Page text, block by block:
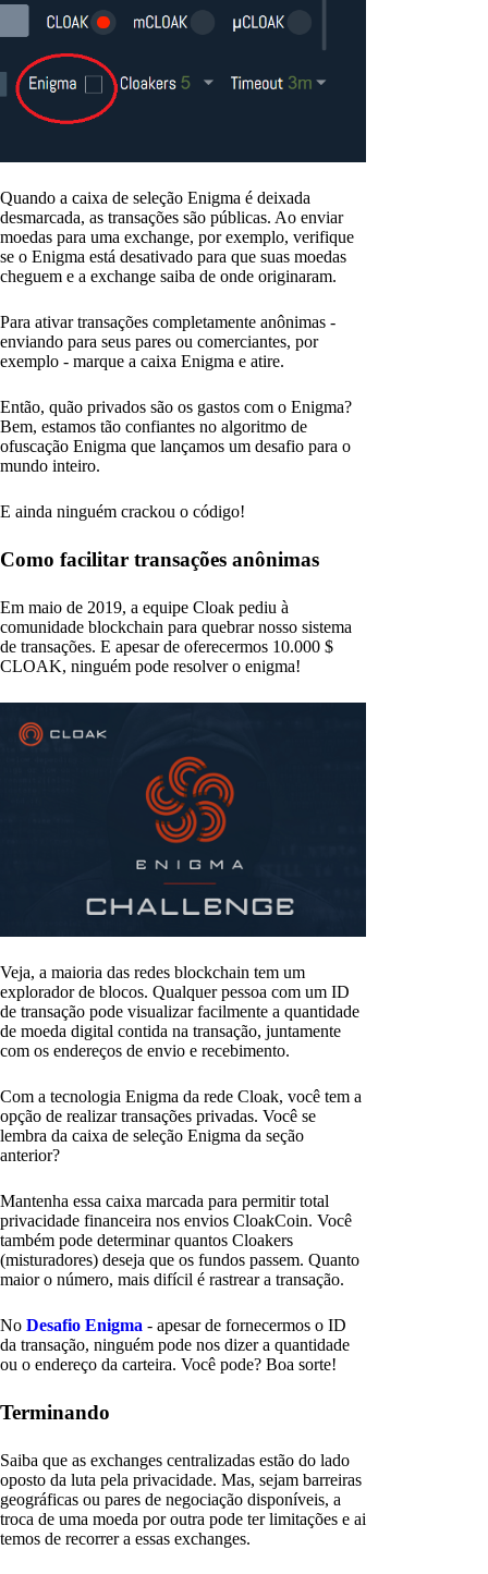
Quando a caixa de seleção Enigma é deixada
desmarcada, as transações são públicas. Ao enviar
moedas para uma exchange, por exemplo, verifique
se o Enigma está desativado para que suas moedas
cheguem e a exchange saiba de onde originaram.
Para ativar transações completamente anônimas -
enviando para seus pares ou comerciantes, por
exemplo - marque a caixa Enigma e atire.
Então, quão privados são os gastos com o Enigma?
Bem, estamos tão confiantes no algoritmo de
ofuscação Enigma que lançamos um desafio para o
mundo inteiro.
E ainda ninguém crackou o código!
Como facilitar transações anônimas
Em maio de 2019, a equipe Cloak pediu à
comunidade blockchain para quebrar nosso sistema
de transações. E apesar de oferecermos 10.000 $
CLOAK, ninguém pode resolver o enigma!
Veja, a maioria das redes blockchain tem um
explorador de blocos. Qualquer pessoa com um ID
de transação pode visualizar facilmente a quantidade
de moeda digital contida na transação, juntamente
com os endereços de envio e recebimento.
Com a tecnologia Enigma da rede Cloak, você tem a
opção de realizar transações privadas. Você se
lembra da caixa de seleção Enigma da seção
anterior?
Mantenha essa caixa marcada para permitir total
privacidade financeira nos envios CloakCoin. Você
também pode determinar quantos Cloakers
(misturadores) deseja que os fundos passem. Quanto
maior o número, mais difícil é rastrear a transação.
No Desafio Enigma - apesar de fornecermos o ID
da transação, ninguém pode nos dizer a quantidade
ou o endereço da carteira. Você pode? Boa sorte!
Terminando
Saiba que as exchanges centralizadas estão do lado
oposto da luta pela privacidade. Mas, sejam barreiras
geográficas ou pares de negociação disponíveis, a
troca de uma moeda por outra pode ter limitações e ai
temos de recorrer a essas exchanges.